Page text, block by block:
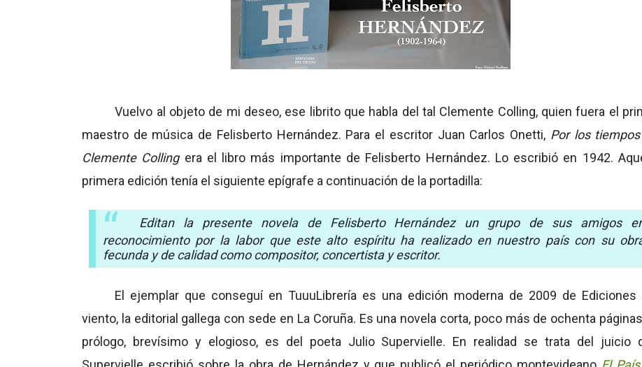
Vuelvo al objeto de mi deseo, ese librito que habla del tal Clemente Colling, quien fuera el
maestro de música de Felisberto Hernández. Para el escritor Juan Carlos Onetti, Por los
Clemente Collingera el libro más importante de Felisberto Hernández. Lo escribió en 1942.
primera edición tenía el siguiente epígrafe a continuación de la portadilla:
Editan la presente novela de Felisberto Hernández un grupo de sus amigos
reconocimiento por la labor que este alto espíritu ha realizado en nuestro país con su
fecunda y de calidad como compositor, concertista y escritor.
El ejemplar que conseguí en TuuuLibrería es una edición moderna de 2009 de Ediciones
viento, la editorial gallega con sede en La Coruña. Es una novela corta, poco más de ochenta
prólogo, brevísimo y elogioso, es del poeta Julio Supervielle. En realidad se trata del juicio